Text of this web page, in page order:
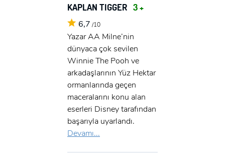
KAPLAN TIGGER 3 +
6,7 /10
Yazar AA Milne’nin
dünyaca çok sevilen
Winnie The Pooh ve
arkadaşlarının Yüz Hektar
ormanlarında geçen
maceralarını konu alan
eserleri Disney tarafından
başarıyla uyarlandı.
Devamı...